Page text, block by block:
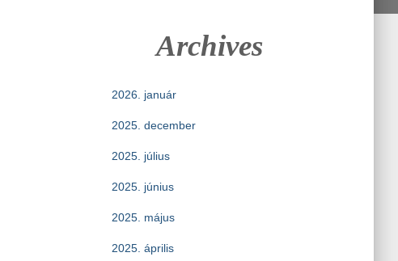
Archives
2026. január
2025. december
2025. július
2025. június
2025. május
2025. április